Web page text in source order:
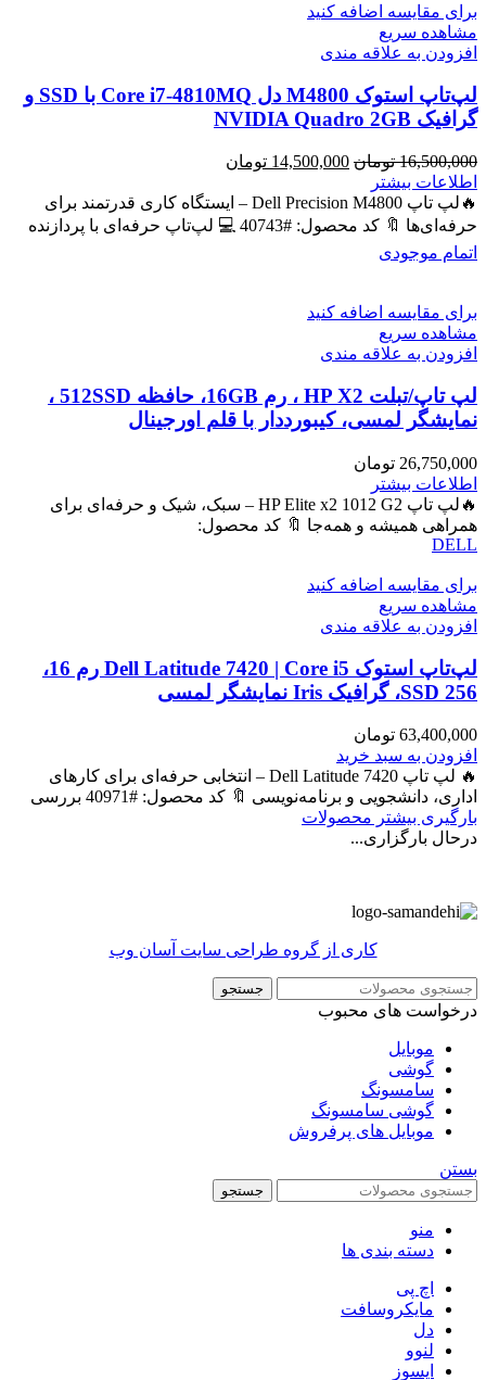
برای مقایسه اضافه کنید
مشاهده سریع
افزودن به علاقه مندی
لپ‌تاپ استوک M4800 دل Core i7-4810MQ با SSD و
گرافیک NVIDIA Quadro 2GB
16,500,000 تومان قیمت
16,500,000 تومان
بود.
14,500,000 تومان
14,500,000 تومان
است.
اطلاعات بیشتر
🔥لپ تاپ Dell Precision M4800 – ایستگاه کاری قدرتمند برای
حرفه‌ای‌ها 🔖 کد محصول: #40743 💻 لپ‌تاپ حرفه‌ای با پردازنده
اتمام موجودی
برای مقایسه اضافه کنید
مشاهده سریع
افزودن به علاقه مندی
لپ تاپ/تبلت HP X2 ، رم 16GB، حافظه 512SSD ،
نمایشگر لمسی، کیبورددار با قلم اورجینال
26,750,000 تومان
اطلاعات بیشتر
🔥لپ تاپ HP Elite x2 1012 G2 – سبک، شیک و حرفه‌ای برای
همراهی همیشه و همه‌جا 🔖 کد محصول:
DELL
برای مقایسه اضافه کنید
مشاهده سریع
افزودن به علاقه مندی
لپ‌تاپ استوک Dell Latitude 7420 | Core i5 رم 16،
SSD 256، گرافیک Iris نمایشگر لمسی
63,400,000 تومان
افزودن به سبد خرید
🔥 لپ تاپ Dell Latitude 7420 – انتخابی حرفه‌ای برای کارهای
اداری، دانشجویی و برنامه‌نویسی 🔖 کد محصول: #40971 بررسی
بارگیری بیشتر محصولات
درحال بارگزاری...
کاری از گروه طراحی سایت آسان وب
جستجو
درخواست های محبوب
موبایل
گوشی
سامسونگ
گوشی سامسونگ
موبایل های پرفروش
بستن
جستجو
منو
دسته بندی ها
اچ پی
مایکروسافت
دل
لنوو
ایسوز